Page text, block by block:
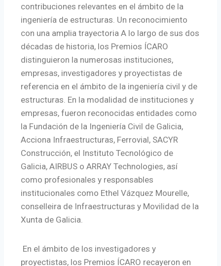
contribuciones relevantes en el ámbito de la
ingeniería de estructuras. Un reconocimiento
con una amplia trayectoria A lo largo de sus dos
décadas de historia, los Premios ÍCARO
distinguieron la numerosas instituciones,
empresas, investigadores y proyectistas de
referencia en el ámbito de la ingeniería civil y de
estructuras. En la modalidad de instituciones y
empresas, fueron reconocidas entidades como
la Fundación de la Ingeniería Civil de Galicia,
Acciona Infraestructuras, Ferrovial, SACYR
Construcción, el Instituto Tecnológico de
Galicia, AIRBUS o ARRAY Technologies, así
como profesionales y responsables
institucionales como Ethel Vázquez Mourelle,
conselleira de Infraestructuras y Movilidad de la
Xunta de Galicia.
En el ámbito de los investigadores y
proyectistas, los Premios ÍCARO recayeron en